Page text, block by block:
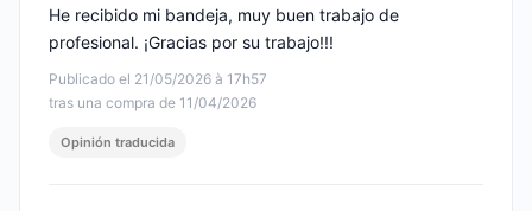
Publicado el 21/05/2026 à 17h57
tras una compra de 11/04/2026
He recibido mi bandeja, muy buen trabajo de
profesional. ¡Gracias por su trabajo!!!
Opinión traducida